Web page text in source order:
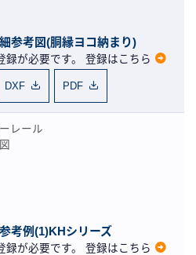
参考図(胴縁ヨコ納まり)
録が必要です。登録はこちら
DXF PDF
レール
考例(1)KHシリーズ
録が必要です。登録はこちら